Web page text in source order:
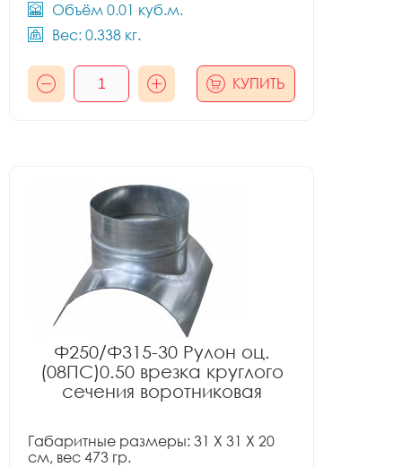
Объём 0.01 куб.м.
Вес: 0.338 кг.
КУПИТЬ
Ф250/Ф315-30 Рулон оц.
(08ПС)0.50 врезка круглого
сечения воротниковая
Габаритные размеры: 31 X 31 X 20
см, вес 473 гр.